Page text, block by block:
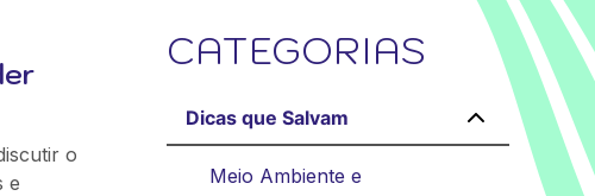
o
e
CATEGORIAS
Dicas que Salvam
Meio Ambiente e